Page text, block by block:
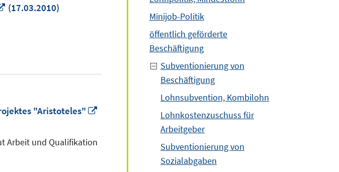
In
(17.03.2010)
"Aristoteles"
Arbeit und Qualifikation
Minijob-Politik
öffentlich geförderte
Beschäftigung
Subventionierung von
Beschäftigung
Lohnsubvention, Kombilohn
Lohnkostenzuschuss für
Arbeitgeber
Subventionierung von
Sozialabgaben